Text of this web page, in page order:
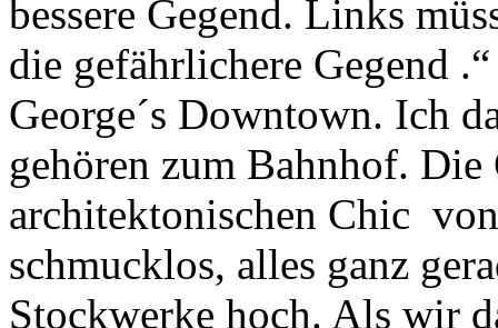
bessere Gegend. Links
die gefährlichere Gegend
George´s Downtown. Ich
gehören zum Bahnhof. Die
architektonischen Chic
schmucklos, alles ganz
Stockwerke hoch. Als wir